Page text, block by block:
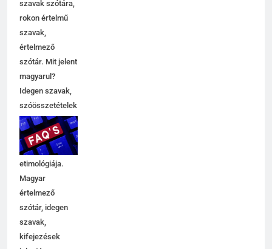
szavak szótára,
rokon értelmű
szavak,
értelmező
szótár. Mit jelent
magyarul?
Idegen szavak,
szóösszetételek
jelentése,
magyarázata,
használata,
etimológiája.
Magyar
értelmező
szótár, idegen
szavak,
kifejezések
5
6
7